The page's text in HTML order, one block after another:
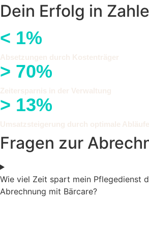
Dein Erfolg in
< 1%
> 70%
> 13%
Fragen zur
Wie viel Zeit spart mein Pflegedienst
Abrechnung mit Bärcare?